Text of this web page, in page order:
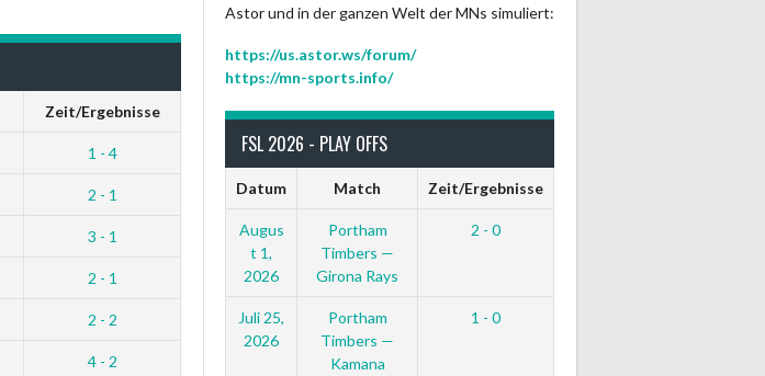
Zeit/Ergebnisse
1 - 4
2 - 1
3 - 1
2 - 1
2 - 2
4 - 2
Astor und in der ganzen Welt der MNs simuliert:
https://us.astor.ws/forum/
https://mn-sports.info/
FSL 2026 - PLAY OFFS
Datum Match Zeit/Ergebnisse
Augus
t 1,
2026
Portham
Timbers —
Girona Rays
2 - 0
Juli 25,
2026
Portham
Timbers —
Kamana
1 - 0